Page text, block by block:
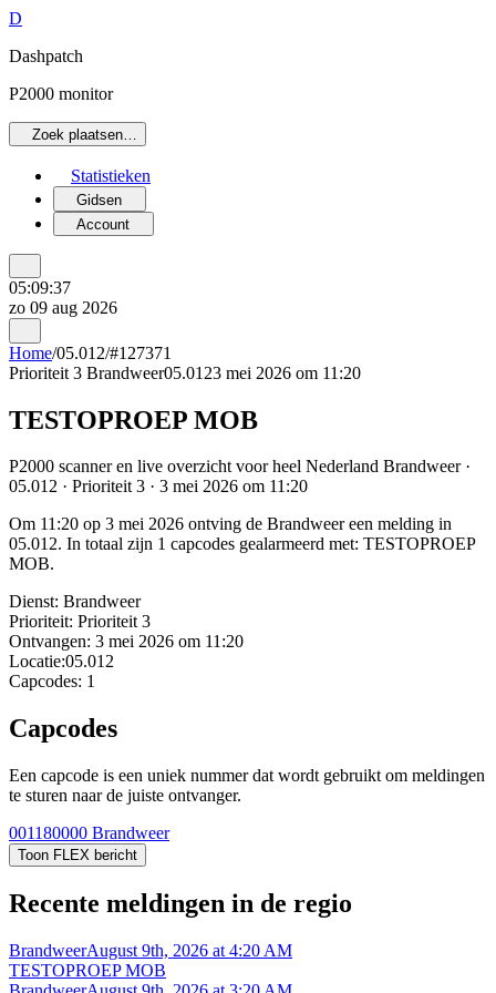
D
Dashpatch
P2000 monitor
Zoek plaatsen…
Statistieken
Gidsen
Account
05:09:37
zo 09 aug 2026
Home/05.012/#127371
Prioriteit 3 Brandweer05.0123 mei 2026 om 11:20
TESTOPROEP MOB
P2000 scanner en live overzicht voor heel Nederland Brandweer ·
05.012 · Prioriteit 3 · 3 mei 2026 om 11:20
Om 11:20 op 3 mei 2026 ontving de Brandweer een melding in
05.012. In totaal zijn 1 capcodes gealarmeerd met: TESTOPROEP
MOB.
Dienst: Brandweer
Prioriteit: Prioriteit 3
Ontvangen: 3 mei 2026 om 11:20
Locatie:05.012
Capcodes: 1
Capcodes
Een capcode is een uniek nummer dat wordt gebruikt om meldingen
te sturen naar de juiste ontvanger.
001180000 Brandweer
Toon FLEX bericht
Recente meldingen in de regio
BrandweerAugust 9th, 2026 at 4:20 AM
TESTOPROEP MOB